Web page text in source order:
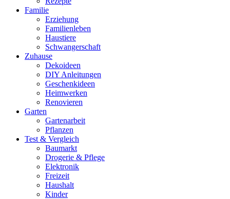
Familie
Erziehung
Familienleben
Haustiere
Schwangerschaft
Zuhause
Dekoideen
DIY Anleitungen
Geschenkideen
Heimwerken
Renovieren
Garten
Gartenarbeit
Pflanzen
Test & Vergleich
Baumarkt
Drogerie & Pflege
Elektronik
Freizeit
Haushalt
Kinder